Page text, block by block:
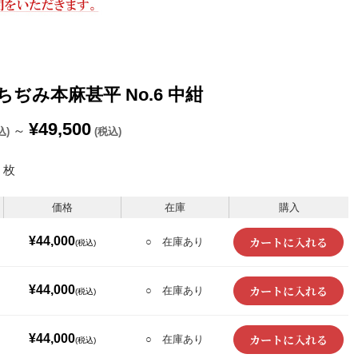
ぢみ本麻甚平 No.6 中紺
) ～ ¥49,500 (税込)
枚
価格 在庫 購入
¥44,000(税込) ○ 在庫あり
¥44,000(税込) ○ 在庫あり
¥44,000(税込) ○ 在庫あり